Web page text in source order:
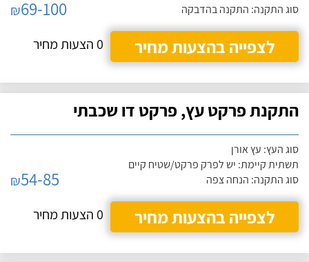
סוג התקנה: התקנה בהדבקה
₪69-100
לצפייה בהצעות מחיר
0 הצעות מחיר
התקנת פרקט עץ, פרקט דו שכבתי
סוג העץ: עץ אורן
תשתית קיימת: יש לפרק פרקט/שטיח קיים
סוג התקנה: הנחה צפה
₪54-85
לצפייה בהצעות מחיר
0 הצעות מחיר